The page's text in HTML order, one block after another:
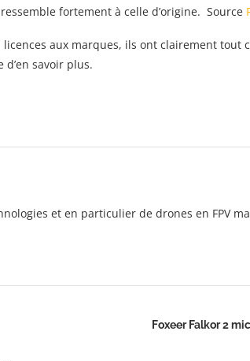
fortement à celle d’origine. Source
aux marques, ils ont clairement tout
d’en savoir plus.
et en particulier de drones en FPV
Foxeer Falkor 2